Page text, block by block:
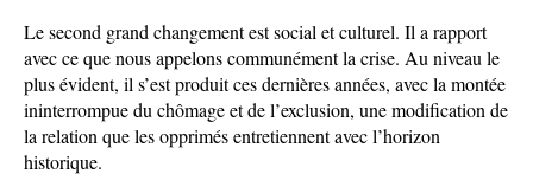
Le second grand changement est social et culturel. Il a rapport
avec ce que nous appelons communément la crise. Au niveau le
plus évident, il s’est produit ces dernières années, avec la montée
ininterrompue du chômage et de l’exclusion, une modification de
la relation que les opprimés entretiennent avec l’horizon
historique.